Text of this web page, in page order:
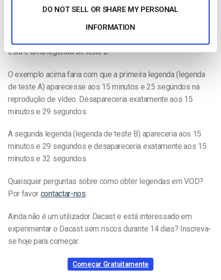
DO NOT SELL OR SHARE MY PERSONAL
INFORMATION
00:15:29.000 -> 00:15:32.000
Esta é uma legenda de teste B
O exemplo acima faria com que a primeira legenda (legenda
de teste A) aparecesse aos 15 minutos e 25 segundos na
reprodução de vídeo. Desapareceria exatamente aos 15
minutos e 29 segundos.
A segunda legenda (legenda de teste B) apareceria aos 15
minutos e 29 segundos e desapareceria exatamente aos 15
minutos e 32 segundos.
Quaisquer perguntas sobre como obter legendas em VOD?
Por favor contactar-nos.
Ainda não é um utilizador Dacast e está interessado em
experimentar o Dacast sem riscos durante 14 dias? Inscreva-
se hoje para começar.
Começar Gratuitamente